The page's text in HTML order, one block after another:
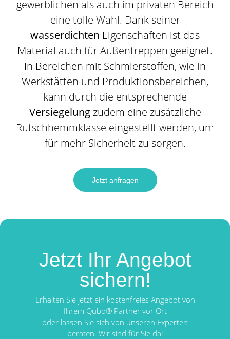
gewerblichen als auch im privaten Bereich
eine tolle Wahl. Dank seiner
wasserdichten Eigenschaften ist das
Material auch für Außentreppen geeignet.
In Bereichen mit Schmierstoffen, wie in
Werkstätten und Produktionsbereichen,
kann durch die entsprechende
Versiegelungzudem eine zusätzliche
Rutschhemmklasse eingestellt werden, um
für mehr Sicherheit zu sorgen.
Jetzt anfragen
Jetzt Ihr Angebot
sichern!
Erhalten Sie jetzt ein kostenfreies Angebot von
Ihrem Qubo® Partner vor Ort
oder lassen Sie sich von unseren Experten
beraten. Wir sind für Sie da!